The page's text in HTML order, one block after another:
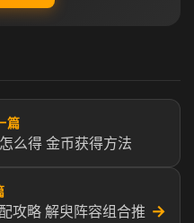
篇
么得 金币获得方法
攻略 解臾阵容组合推 →